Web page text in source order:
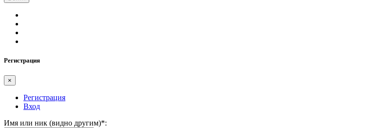
Регистрация
×
Регистрация
Вход
Имя или ник (видно другим)*: